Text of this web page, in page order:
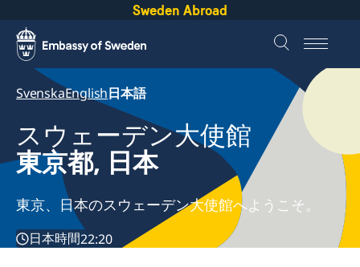
Sweden Abroad
SvenskaEnglish日本語
スウェーデン大使館
東京都, 日本
東京、日本のスウェーデン大使館へようこそ。
日本時間22:20